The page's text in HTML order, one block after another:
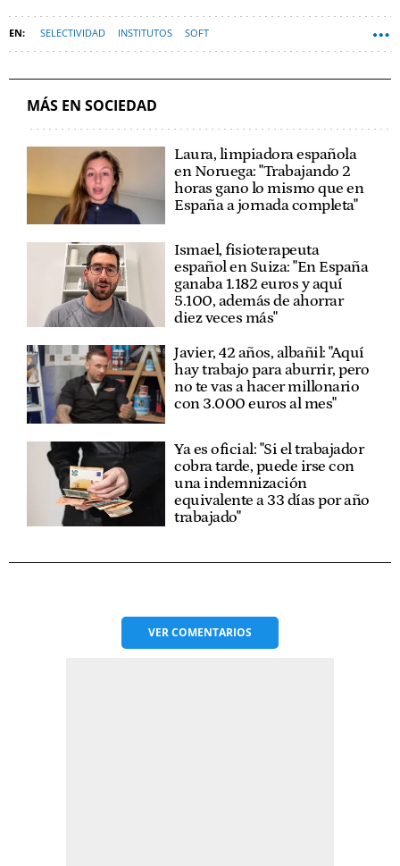
SELECTIVIDAD INSTITUTOS SOFT
MÁS EN SOCIEDAD
Laura, limpiadora española
en Noruega: "Trabajando 2
horas gano lo mismo que en
España a jornada completa"
Ismael, fisioterapeuta
español en Suiza: "En España
ganaba 1.182 euros y aquí
5.100, además de ahorrar
diez veces más"
Javier, 42 años, albañil: "Aquí
hay trabajo para aburrir, pero
no te vas a hacer millonario
con 3.000 euros al mes"
Ya es oficial: "Si el trabajador
cobra tarde, puede irse con
una indemnización
equivalente a 33 días por año
trabajado"
VERCOMENTARIOS